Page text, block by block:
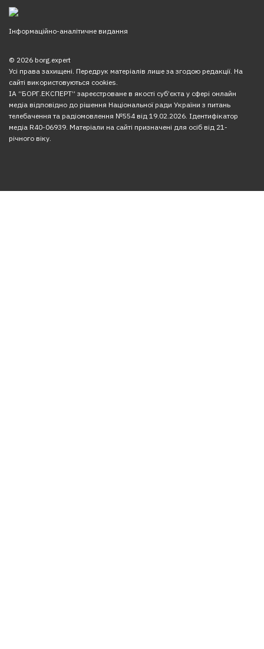
Інформаційно-аналітичне видання
© 2026 borg.expert
Усі права захищені. Передрук матеріалів лише за згодою редакції. На
сайті використовуються cookies.
ІА “БОРГ.ЕКСПЕРТ” зареєстроване в якості суб’єкта у сфері онлайн
медіа відповідно до рішення Національної ради України з питань
телебачення та радіомовлення №554 від 19.02.2026. Ідентифікатор
медіа R40-06939. Матеріали на сайті призначені для осіб від 21-
річного віку.